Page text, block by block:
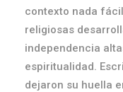
contexto nada
religiosas
independencia
espiritualidad.
dejaron su huella